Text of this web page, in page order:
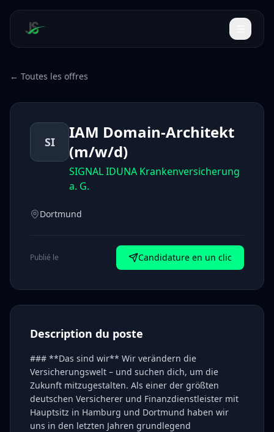
← Toutes les offres
SI
IAM Domain-Architekt
(m/w/d)
SIGNAL IDUNA Krankenversicherung
a. G.
Dortmund
Publié le Candidature en un clic
Description du poste
### **Das sind wir** Wir verändern die
Versicherungswelt – und suchen dich, um die
Zukunft mitzugestalten. Als einer der größten
deutschen Versicherer und Finanzdienstleister mit
Hauptsitz in Hamburg und Dortmund haben wir
uns in den letzten Jahren grundlegend